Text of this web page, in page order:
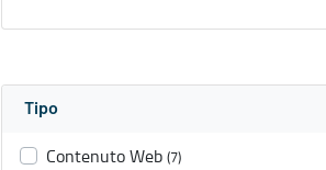
Tipo
Contenuto Web (7)